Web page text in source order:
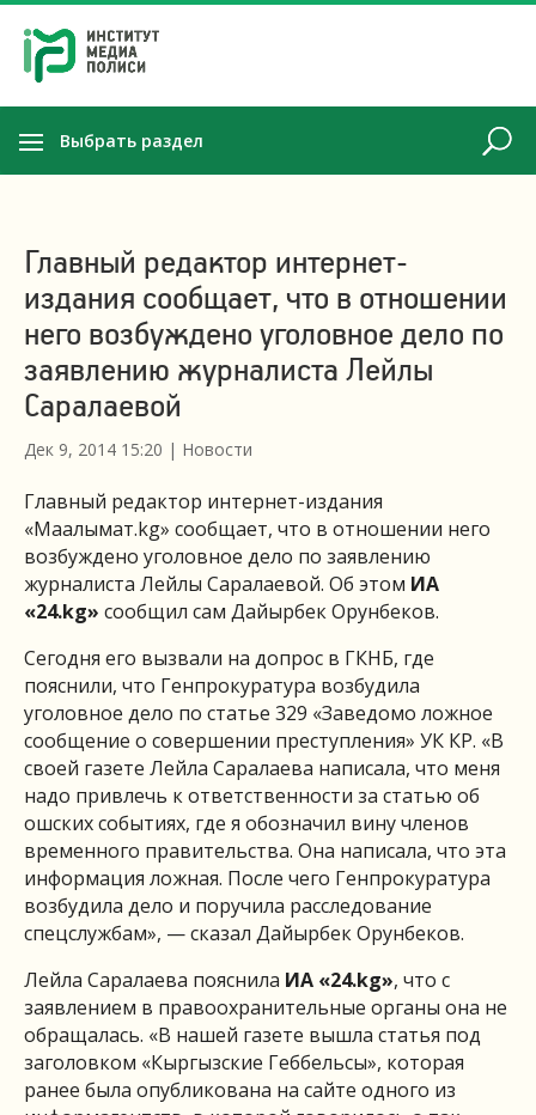
Выбрать раздел
Главный редактор интернет-
издания сообщает, что в отношении
него возбуждено уголовное дело по
заявлению журналиста Лейлы
Саралаевой
Дек 9, 2014 15:20 | Новости
Главный редактор интернет-издания
«Маалымат.kg» сообщает, что в отношении него
возбуждено уголовное дело по заявлению
журналиста Лейлы Саралаевой. Об этом ИА
«24.kg» сообщил сам Дайырбек Орунбеков.
Сегодня его вызвали на допрос в ГКНБ, где
пояснили, что Генпрокуратура возбудила
уголовное дело по статье 329 «Заведомо ложное
сообщение о совершении преступления» УК КР. «В
своей газете Лейла Саралаева написала, что меня
надо привлечь к ответственности за статью об
ошских событиях, где я обозначил вину членов
временного правительства. Она написала, что эта
информация ложная. После чего Генпрокуратура
возбудила дело и поручила расследование
спецслужбам», — сказал Дайырбек Орунбеков.
Лейла Саралаева пояснила ИА «24.kg», что с
заявлением в правоохранительные органы она не
обращалась. «В нашей газете вышла статья под
заголовком «Кыргызские Геббельсы», которая
ранее была опубликована на сайте одного из